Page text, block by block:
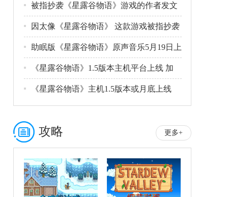
致歉
被指抄袭《星露谷物语》游戏的作者发文
致歉
因太像《星露谷物语》 这款游戏被指抄袭
助眠版《星露谷物语》原声音乐5月19日上
《星露谷物语》1.5版本主机平台上线 加
《星露谷物语》主机1.5版本或月底上线
攻略 更多+